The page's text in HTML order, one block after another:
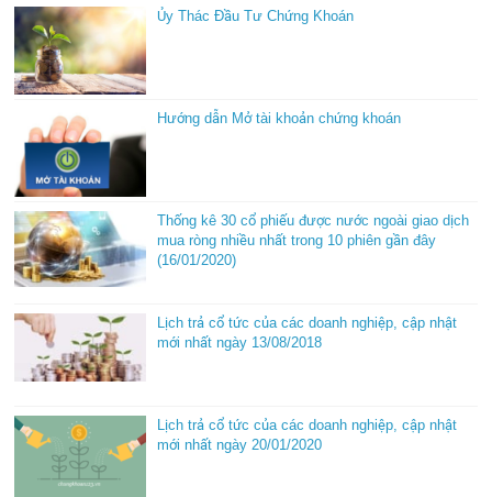
Ủy Thác Đầu Tư Chứng Khoán
Hướng dẫn Mở tài khoản chứng khoán
Thống kê 30 cổ phiếu được nước ngoài giao dịch
mua ròng nhiều nhất trong 10 phiên gần đây
(16/01/2020)
Lịch trả cổ tức của các doanh nghiệp, cập nhật
mới nhất ngày 13/08/2018
Lịch trả cổ tức của các doanh nghiệp, cập nhật
mới nhất ngày 20/01/2020